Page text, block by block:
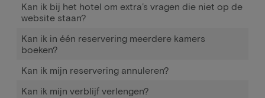
Kan ik bij het hotel om extra’s vragen die niet op de
website staan?
Kan ik in één reservering meerdere kamers
boeken?
Kan ik mijn reservering annuleren?
Kan ik mijn verblijf verlengen?